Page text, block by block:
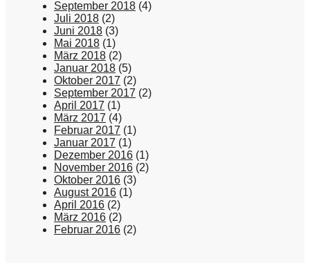
September 2018 (4)
Juli 2018 (2)
Juni 2018 (3)
Mai 2018 (1)
März 2018 (2)
Januar 2018 (5)
Oktober 2017 (2)
September 2017 (2)
April 2017 (1)
März 2017 (4)
Februar 2017 (1)
Januar 2017 (1)
Dezember 2016 (1)
November 2016 (2)
Oktober 2016 (3)
August 2016 (1)
April 2016 (2)
März 2016 (2)
Februar 2016 (2)